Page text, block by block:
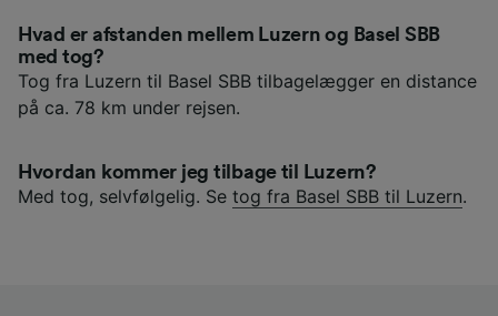
Hvad er afstanden mellem Luzern og Basel SBB
med tog?
Tog fra Luzern til Basel SBB tilbagelægger en distance
på ca. 78 km under rejsen.
Hvordan kommer jeg tilbage til Luzern?
Med tog, selvfølgelig. Se tog fra Basel SBB til Luzern.